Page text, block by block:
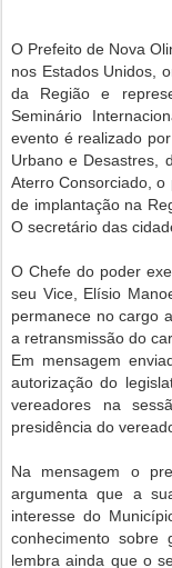
O Prefeito de Nova
nos Estados Unidos,
da Região e
Seminário
evento é realizado
Urbano e Desastres,
Aterro Consorciado,
de implantação na
O secretário das
O Chefe do poder
seu Vice, Elísio
permanece no cargo
a retransmissão do
Em mensagem
autorização do
vereadores na
presidência do
Na mensagem o
argumenta que a
interesse do
conhecimento sobre
lembra ainda que o